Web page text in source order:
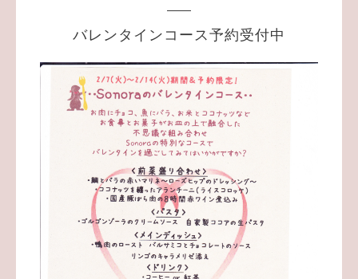
バレンタインコース予約受付中